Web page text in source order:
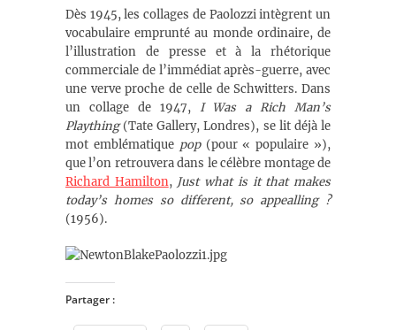
Dès 1945, les collages de Paolozzi intègrent un
vocabulaire emprunté au monde ordinaire, de
l’illustration de presse et à la rhétorique
commerciale de l’immédiat après-guerre, avec
une verve proche de celle de Schwitters. Dans
un collage de 1947, I Was a Rich Man’s
Plaything(Tate Gallery, Londres), se lit déjà le
mot emblématique pop(pour « populaire »),
que l’on retrouvera dans le célèbre montage de
Richard Hamilton, Just what is it that makes
today’s homes so different, so appealling ?
(1956).
Partager :